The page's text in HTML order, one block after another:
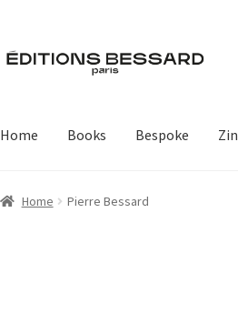
Skip
to
Skip
to
Home Books Bespoke
Home Pierre Bessard